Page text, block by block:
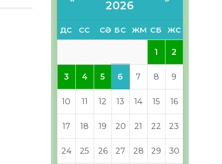
2026
ДС СС СӘ БС ЖМ СБ ЖС
1 2
3 4 5 6 7 8 9
10 11 12 13 14 15 16
17 18 19 20 21 22 23
24 25 26 27 28 29 30